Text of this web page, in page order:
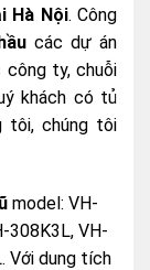
Hà Nội. Công
các dự án
ty, chuỗi
khách có tủ
tôi, chúng tôi
model: VH-
308K3L, VH-
Với dung tích